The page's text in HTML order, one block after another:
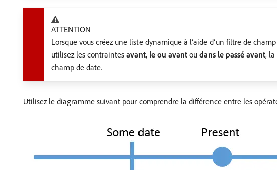
ATTENTION
Lorsque vous créez une liste dynamique à l’aide d’un filtre de
utilisez les contraintes avant, le ou avant ou dans le passé avant,
champ de date.
Utilisez le diagramme suivant pour comprendre la différence entre les